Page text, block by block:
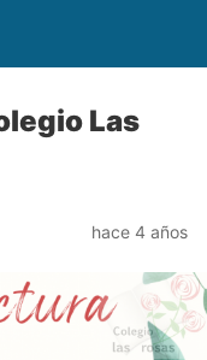
Las
hace 4 años